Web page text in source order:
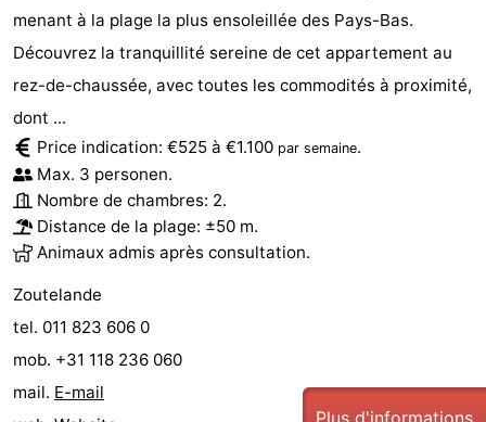
Zeeland
Duiveland
-
Renesse
-
Brouwershaven
-
Bruinisse
-
Zierikzee
Nature
Oosterschelde
-
menant à la plage la plus ensoleillée des Pays-Bas.
Découvrez la tranquillité sereine de cet appartement au
rez-de-chaussée, avec toutes les commodités à proximité,
dont ...
Price indication: €525 à €1.100 par semaine.
Max. 3 personen.
Nombre de chambres: 2.
Distance de la plage: ±50 m.
Animaux admis après consultation.
Zoutelande
tel. 011 823 606 0
mob. +31 118 236 060
mail. E-mail